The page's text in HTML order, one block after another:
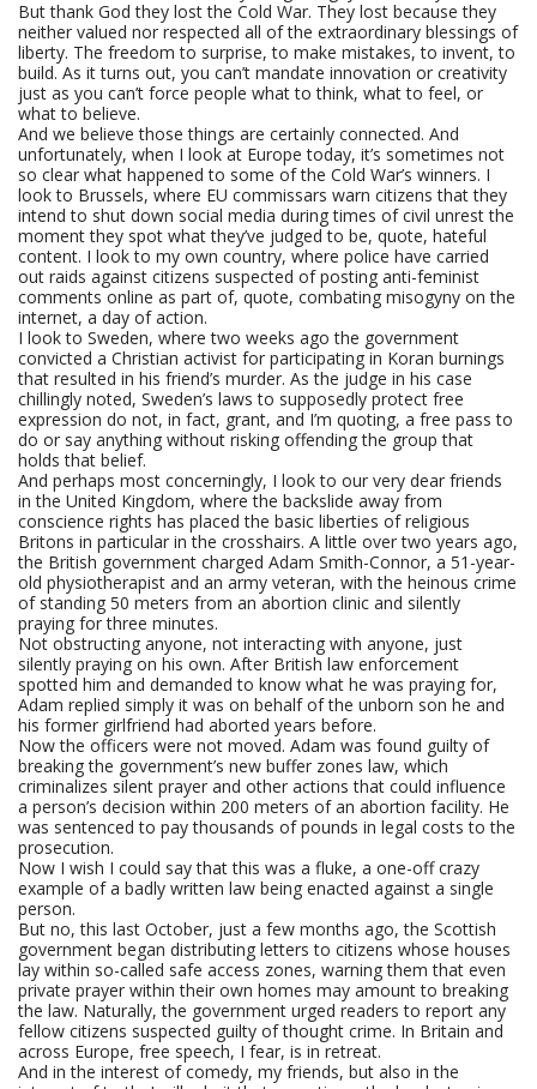
But thank God they lost the Cold War. They lost because they
neither valued nor respected all of the extraordinary blessings of
liberty. The freedom to surprise, to make mistakes, to invent, to
build. As it turns out, you can’t mandate innovation or creativity
just as you can’t force people what to think, what to feel, or
what to believe.
And we believe those things are certainly connected. And
unfortunately, when I look at Europe today, it’s sometimes not
so clear what happened to some of the Cold War’s winners. I
look to Brussels, where EU commissars warn citizens that they
intend to shut down social media during times of civil unrest the
moment they spot what they’ve judged to be, quote, hateful
content. I look to my own country, where police have carried
out raids against citizens suspected of posting anti-feminist
comments online as part of, quote, combating misogyny on the
internet, a day of action.
I look to Sweden, where two weeks ago the government
convicted a Christian activist for participating in Koran burnings
that resulted in his friend’s murder. As the judge in his case
chillingly noted, Sweden’s laws to supposedly protect free
expression do not, in fact, grant, and I’m quoting, a free pass to
do or say anything without risking offending the group that
holds that belief.
And perhaps most concerningly, I look to our very dear friends
in the United Kingdom, where the backslide away from
conscience rights has placed the basic liberties of religious
Britons in particular in the crosshairs. A little over two years ago,
the British government charged Adam Smith-Connor, a 51-year-
old physiotherapist and an army veteran, with the heinous crime
of standing 50 meters from an abortion clinic and silently
praying for three minutes.
Not obstructing anyone, not interacting with anyone, just
silently praying on his own. After British law enforcement
spotted him and demanded to know what he was praying for,
Adam replied simply it was on behalf of the unborn son he and
his former girlfriend had aborted years before.
Now the officers were not moved. Adam was found guilty of
breaking the government’s new buffer zones law, which
criminalizes silent prayer and other actions that could influence
a person’s decision within 200 meters of an abortion facility. He
was sentenced to pay thousands of pounds in legal costs to the
prosecution.
Now I wish I could say that this was a fluke, a one-off crazy
example of a badly written law being enacted against a single
person.
But no, this last October, just a few months ago, the Scottish
government began distributing letters to citizens whose houses
lay within so-called safe access zones, warning them that even
private prayer within their own homes may amount to breaking
the law. Naturally, the government urged readers to report any
fellow citizens suspected guilty of thought crime. In Britain and
across Europe, free speech, I fear, is in retreat.
And in the interest of comedy, my friends, but also in the